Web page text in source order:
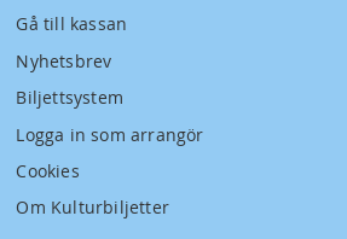
Gå till kassan
Nyhetsbrev
Biljettsystem
Logga in som arrangör
Cookies
Om Kulturbiljetter